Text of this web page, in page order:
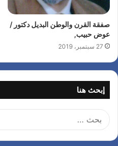
صفقة القرن والوطن البديل دكتور /
عوض حبيب,
27 سبتمبر، 2019
إبحث هنا